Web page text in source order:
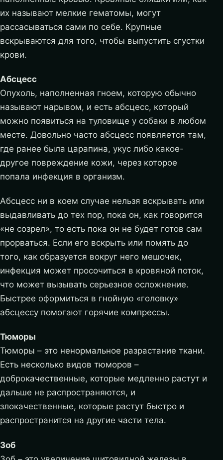
их называют мелкие гематомы, могут
рассасываться сами по себе. Крупные
вскрываются для того, чтобы выпустить сгустки
крови.
Абсцесс
Опухоль, наполненная гноем, которую обычно
называют нарывом, и есть абсцесс, который
можно появиться на туловище у собаки в любом
месте. Довольно часто абсцесс появляется там,
где ранее была царапина, укус либо какое-
другое повреждение кожи, через которое
попала инфекция в организм.
Абсцесс ни в коем случае нельзя вскрывать или
выдавливать до тех пор, пока он, как говорится
«не созрел», то есть пока он не будет готов сам
прорваться. Если его вскрыть или помять до
того, как образуется вокруг него мешочек,
инфекция может просочиться в кровяной поток,
что может вызывать серьезное осложнение.
Быстрее оформиться в гнойную «головку»
абсцессу помогают горячие компрессы.
Тюморы
Тюморы – это ненормальное разрастание ткани.
Есть несколько видов тюморов –
доброкачественные, которые медленно растут и
дальше не распространяются, и
злокачественные, которые растут быстро и
распространится на другие части тела.
Зоб